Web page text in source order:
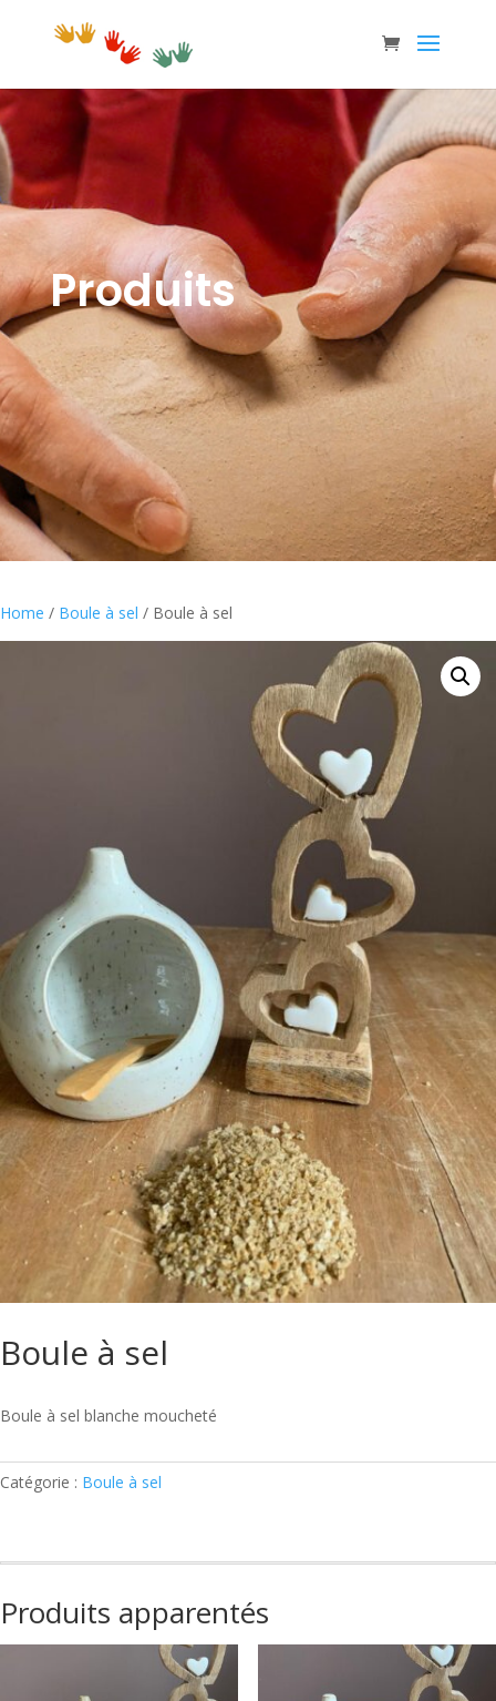
Produits
Home / Boule à sel / Boule à sel
Boule à sel
Boule à sel blanche moucheté
Catégorie : Boule à sel
Produits apparentés